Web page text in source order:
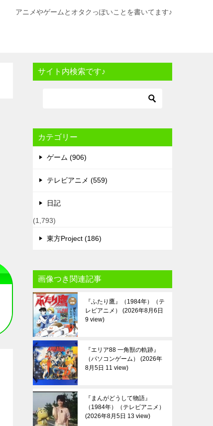
アニメやゲームとオタクっぽいことを書いてます♪
サイト内検索です♪
カテゴリー
ゲーム (906)
テレビアニメ (559)
日記
(1,793)
東方Project (186)
画像つき関連記事
『ふたり鷹』（1984年）（テ
レビアニメ）
2026年8月6日
9 view
『エリア88 一角獣の軌跡』
（パソコンゲーム）
2026年
8月5日 11 view
『まんがどうして物語』
（1984年）（テレビアニメ）
2026年8月5日 13 view